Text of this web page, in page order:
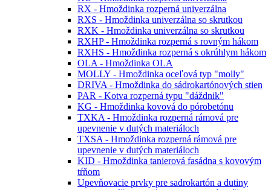
RX - Hmoždinka rozperná univerzálna
RXS - Hmoždinka univerzálna so skrutkou
RXK - Hmoždinka univerzálna so skrutkou
RXHP - Hmoždinka rozperná s rovným hákom
RXHS - Hmoždinka rozperná s okrúhlym hákom
OLA - Hmoždinka OLA
MOLLY - Hmoždinka oceľová typ "molly"
DRIVA - Hmoždinka do sádrokartónových stien
PAR - Kotva rozperná typu "dáždnik"
KG - Hmoždinka kovová do pórobetónu
TXKA - Hmoždinka rozperná rámová pre
upevnenie v dutých materiáloch
TXSA - Hmoždinka rozperná rámová pre
upevnenie v dutých materiáloch
KID - Hmoždinka tanierová fasádna s kovovým
tŕňom
Upevňovacie prvky pre sadrokartón a dutiny